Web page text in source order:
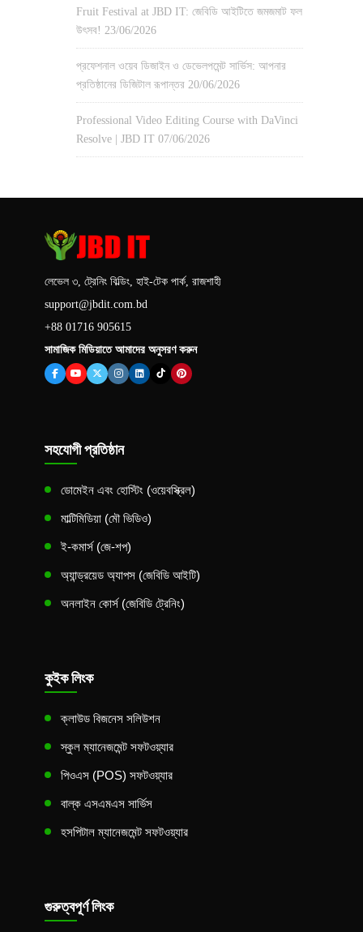
Fruit Festival at JBD IT: জেবিডি আইটিতে জমজমাট ফল
উৎসব! 23/06/2026
প্রফেশনাল ওয়েব ডিজাইন ও ডেভেলপমেন্ট সার্ভিস: আপনার
প্রতিষ্ঠানের ডিজিটাল রূপান্তর 20/06/2026
Professional Video Editing Course with DaVinci
Resolve | JBD IT 07/06/2026
লেভেল ৩, ট্রেনিং বিল্ডিং, হাই-টেক পার্ক, রাজশাহী
support@jbdit.com.bd
+88 01716 905615
সামাজিক মিডিয়াতে আমাদের অনুসরণ করুন
সহযোগী প্রতিষ্ঠান
ডোমেইন এবং হোস্টিং (ওয়েবস্ক্রিল)
মাল্টিমিডিয়া (মৌ ভিডিও)
ই-কমার্স (জে-শপ)
অ্যান্ড্রয়েড অ্যাপস (জেবিডি আইটি)
অনলাইন কোর্স (জেবিডি ট্রেনিং)
কুইক লিংক
ক্লাউড বিজনেস সলিউশন
স্কুল ম্যানেজমেন্ট সফটওয়্যার
পিওএস (POS) সফটওয়্যার
বাল্ক এসএমএস সার্ভিস
হসপিটাল ম্যানেজমেন্ট সফটওয়্যার
গুরুত্বপূর্ণ লিংক